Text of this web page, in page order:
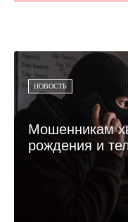
НОВОСТЬ
Мошенникам
рождения и